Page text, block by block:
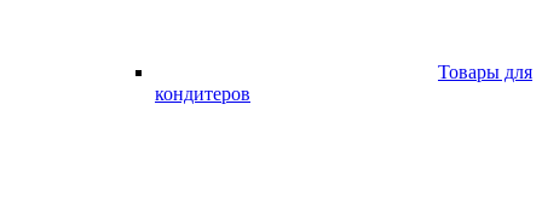
Товары для
кондитеров